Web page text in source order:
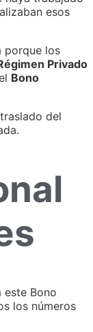
esos
porque los
Privado
Bono
del
este Bono
los números